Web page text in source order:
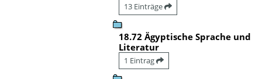
13 Einträge
18.72 Ägyptische Sprache und
Literatur
1 Eintrag